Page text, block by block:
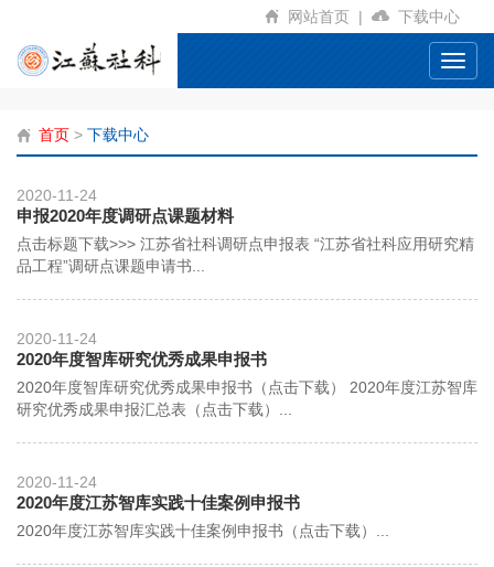
网站首页 | 下载中心
首页 > 下载中心
2020-11-24
申报2020年度调研点课题材料
点击标题下载>>> 江苏省社科调研点申报表 “江苏省社科应用研究精
品工程”调研点课题申请书...
2020-11-24
2020年度智库研究优秀成果申报书
2020年度智库研究优秀成果申报书（点击下载） 2020年度江苏智库
研究优秀成果申报汇总表（点击下载）...
2020-11-24
2020年度江苏智库实践十佳案例申报书
2020年度江苏智库实践十佳案例申报书（点击下载）...